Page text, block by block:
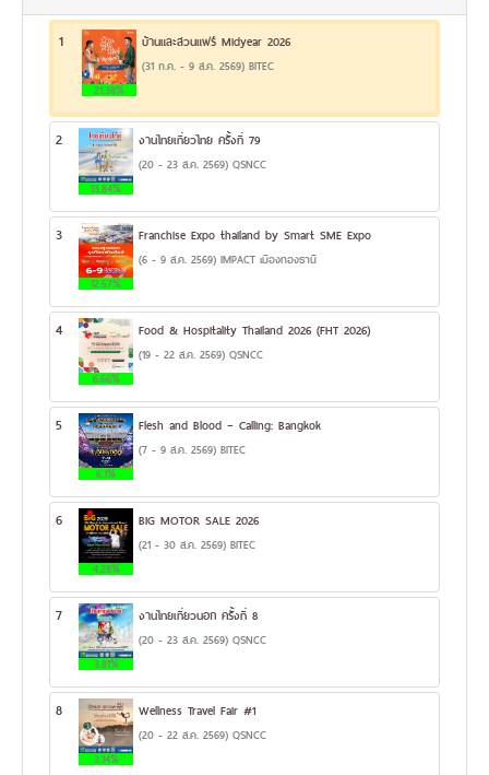
1
21.38%
บ้านและสวนแฟร์ Midyear 2026
(31 ก.ค. - 9 ส.ค. 2569) BITEC
2
13.84%
งานไทยเที่ยวไทย ครั้งที่ 79
(20 - 23 ส.ค. 2569) QSNCC
3
12.67%
Franchise Expo thailand by Smart SME Expo
(6 - 9 ส.ค. 2569) IMPACT เมืองทองธานี
4
6.66%
Food & Hospitality Thailand 2026 (FHT 2026)
(19 - 22 ส.ค. 2569) QSNCC
5
6.1%
Flesh and Blood – Calling: Bangkok
(7 - 9 ส.ค. 2569) BITEC
6
4.28%
BIG MOTOR SALE 2026
(21 - 30 ส.ค. 2569) BITEC
7
3.81%
งานไทยเที่ยวนอก ครั้งที่ 8
(20 - 23 ส.ค. 2569) QSNCC
8
3.14%
Wellness Travel Fair #1
(20 - 22 ส.ค. 2569) QSNCC